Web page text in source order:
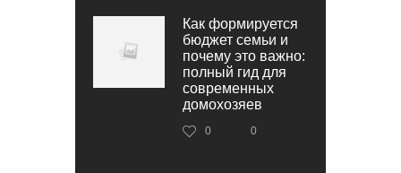
Как формируется
бюджет семьи и
почему это важно:
полный гид для
современных
домохозяев
0 0